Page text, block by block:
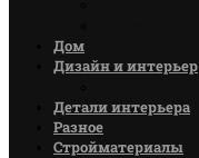
Дом
Дизайн и интерьер
Детали интерьера
Разное
Стройматериалы